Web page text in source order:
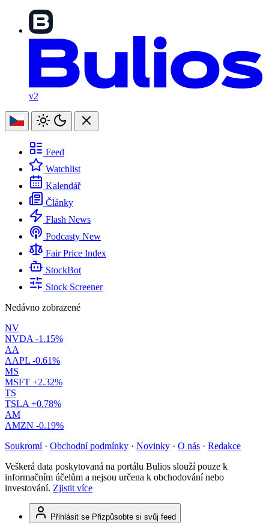
v2
Feed
Watchlist
Kalendář
Články
Flash News
Podcasty New
Fair Price Index
StockBot
Stock Screener
Nedávno zobrazené
NV
NVDA -1.15%
AA
AAPL -0.61%
MS
MSFT +2.32%
TS
TSLA +0.78%
AM
AMZN -0.19%
Soukromí · Obchodní podmínky · Novinky · O nás · Redakce
Veškerá data poskytovaná na portálu Bulios slouží pouze k
informačním účelům a nejsou určena k obchodování nebo
investování. Zjistit více
Přihlásit se Přizpůsobte si svůj feed